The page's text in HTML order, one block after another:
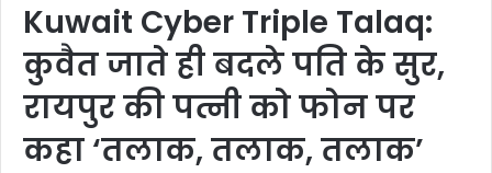
Kuwait Cyber Triple Talaq:
कुवैत जाते ही बदले पति के सुर,
रायपुर की पत्नी को फोन पर
कहा ‘तलाक, तलाक, तलाक’